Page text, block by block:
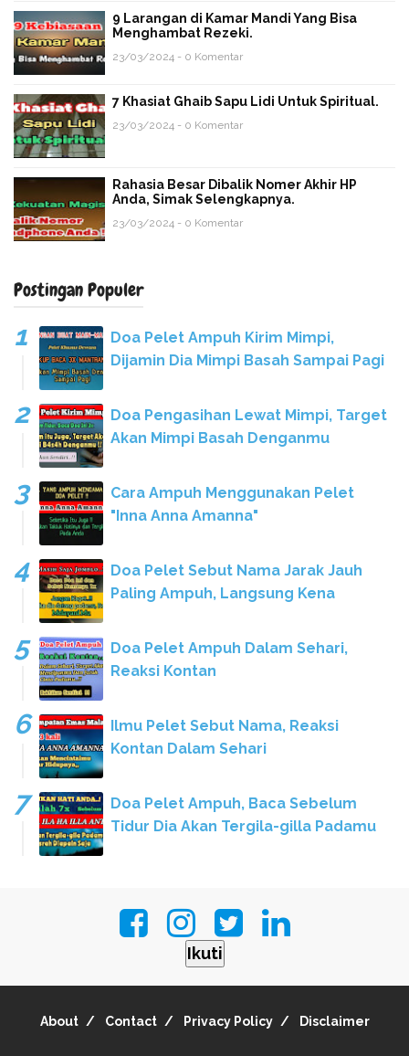
9 Larangan di Kamar Mandi Yang Bisa
Menghambat Rezeki.
23/03/2024 - 0 Komentar
7 Khasiat Ghaib Sapu Lidi Untuk Spiritual.
23/03/2024 - 0 Komentar
Rahasia Besar Dibalik Nomer Akhir HP
Anda, Simak Selengkapnya.
23/03/2024 - 0 Komentar
Postingan Populer
Doa Pelet Ampuh Kirim Mimpi,
Dijamin Dia Mimpi Basah Sampai Pagi
Doa Pengasihan Lewat Mimpi, Target
Akan Mimpi Basah Denganmu
Cara Ampuh Menggunakan Pelet
"Inna Anna Amanna"
Doa Pelet Sebut Nama Jarak Jauh
Paling Ampuh, Langsung Kena
Doa Pelet Ampuh Dalam Sehari,
Reaksi Kontan
Ilmu Pelet Sebut Nama, Reaksi
Kontan Dalam Sehari
Doa Pelet Ampuh, Baca Sebelum
Tidur Dia Akan Tergila-gilla Padamu
Ikuti
About Contact Privacy Policy Disclaimer